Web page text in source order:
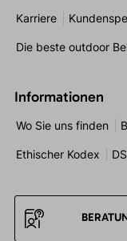
Karriere
Die beste outdoor
Informationen
Wo Sie uns finden
Ethischer Kodex